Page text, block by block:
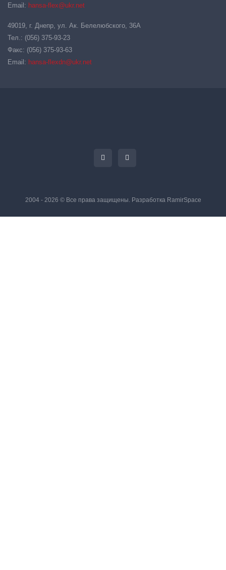
Email: hansa-flex@ukr.net
49019, г. Днепр, ул. Ак. Белелюбского, 36А
Тел.: (056) 375-93-23
Факс: (056) 375-93-63
Email: hansa-flexdn@ukr.net
2004 - 2026 © Все права защищены. Разработка RamirSpace